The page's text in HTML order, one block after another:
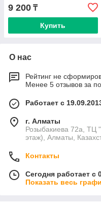
9 200 ₸
Купить
О нас
Рейтинг не
Менее 5 отзывов за
Работает с
г. Алматы
Розыбакиева 72а, ТЦ
этаж), Алматы,
Контакты
Сегодня работает с
Показать весь